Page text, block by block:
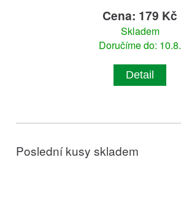
Cena: 179 Kč
Skladem
Doručíme do: 10.8.
Detail
Poslední kusy skladem